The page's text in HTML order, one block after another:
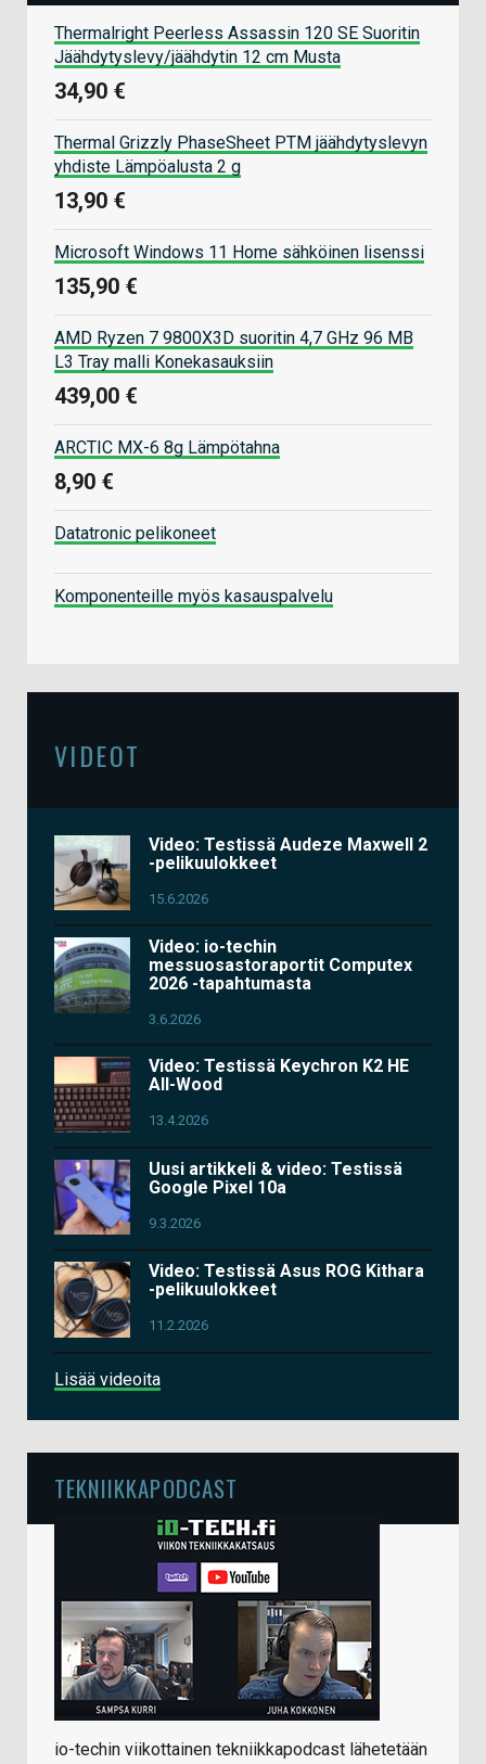
Thermalright Peerless Assassin 120 SE Suoritin
Jäähdytyslevy/jäähdytin 12 cm Musta
34,90 €
Thermal Grizzly PhaseSheet PTM jäähdytyslevyn
yhdiste Lämpöalusta 2 g
13,90 €
Microsoft Windows 11 Home sähköinen lisenssi
135,90 €
AMD Ryzen 7 9800X3D suoritin 4,7 GHz 96 MB
L3 Tray malli Konekasauksiin
439,00 €
ARCTIC MX-6 8g Lämpötahna
8,90 €
Datatronic pelikoneet
Komponenteille myös kasauspalvelu
VIDEOT
Video: Testissä Audeze Maxwell 2
-pelikuulokkeet
15.6.2026
Video: io-techin
messuosastoraportit Computex
2026 -tapahtumasta
3.6.2026
Video: Testissä Keychron K2 HE
All-Wood
13.4.2026
Uusi artikkeli & video: Testissä
Google Pixel 10a
9.3.2026
Video: Testissä Asus ROG Kithara
-pelikuulokkeet
11.2.2026
Lisää videoita
TEKNIIKKAPODCAST
io-techin viikottainen tekniikkapodcast lähetetään